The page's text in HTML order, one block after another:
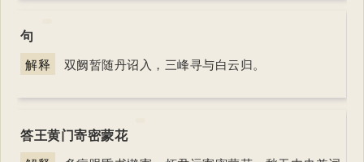
句
解释 双阙暂随丹诏入，三峰寻与白云归。
答王黄门寄密蒙花